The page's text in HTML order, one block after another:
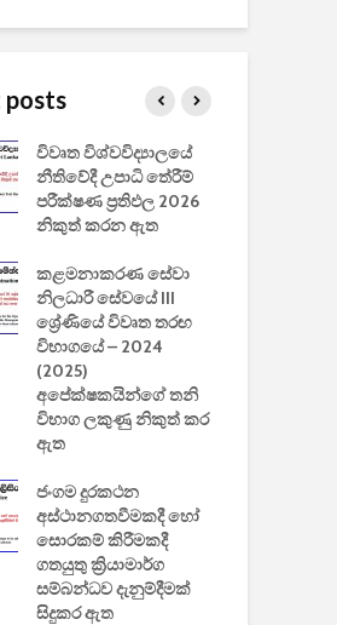
posts
විවෘත විශ්වවිද්‍යාලයේ
නීතිවේදී උපාධි තේරීම්
පරීක්ෂණ ප්‍රතිඵල 2026
නිකුත් කරන ඇත
කළමනාකරණ සේවා
නිලධාරී සේවයේ III
ශ්‍රේණියේ විවෘත තරඟ
විභාගයේ – 2024
(2025)
අපේක්ෂකයින්ගේ තනි
විභාග ලකුණු නිකුත් කර
ඇත
ජංගම දුරකථන
අස්ථානගතවීමකදී හෝ
සොරකම් කිරීමකදී
ගතයුතු ක්‍රියාමාර්ග
සම්බන්ධව දැනුම්දීමක්
සිදුකර ඇත